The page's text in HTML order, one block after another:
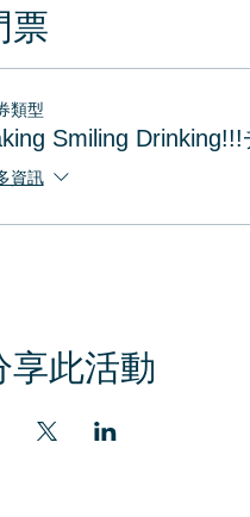
票
類型
Smiling Drinking!!!
資訊
享此活動